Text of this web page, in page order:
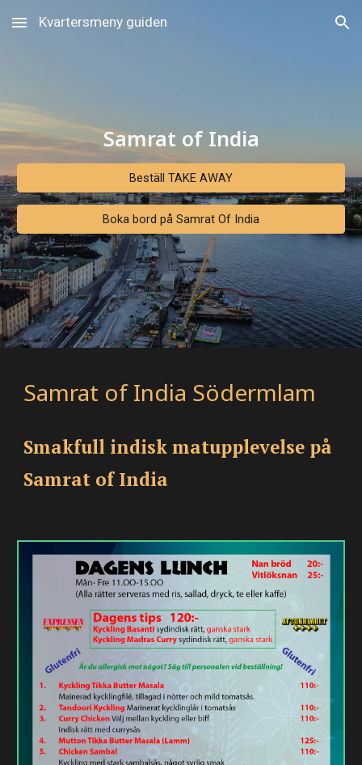
Skip to main content Skip to navigation
Kvartersmeny guiden
Samrat of India
Beställ TAKE AWAY
Boka bord på Samrat Of India
Samrat of India Södermlam
Smakfull indisk matupplevelse på
Samrat of India